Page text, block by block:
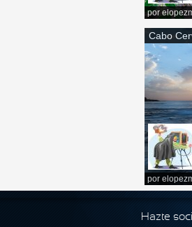
por
Cabo
por
Hazte